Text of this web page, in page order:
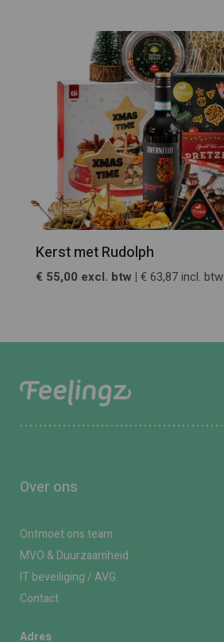
Kerst met Rudolph
€ 55,00 excl. btw | € 63,87 incl. btw
Over ons
Ontmoet ons team
MVO & Duurzaamheid
IT beveiliging / AVG
Contact
Adres